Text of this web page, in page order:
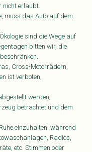
nicht erlaubt.
muss das Auto auf dem
sind die Wege auf
bitten wir, die
Cross-Motorrädern,
ist verboten,
werden;
betrachtet und dem
einzuhalten; während
Radios,
etc. Stimmen oder